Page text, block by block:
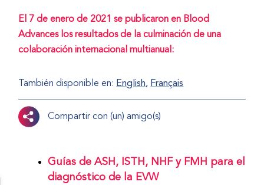
El 7 de enero de 2021 se publicaron en Blood
Advances los resultados de la culminación de una
colaboración internacional multianual:
También disponible en: English Français
Compartir con (un) amigo(s)
Guías de ASH, ISTH, NHF y FMH para el
diagnóstico de la EVW